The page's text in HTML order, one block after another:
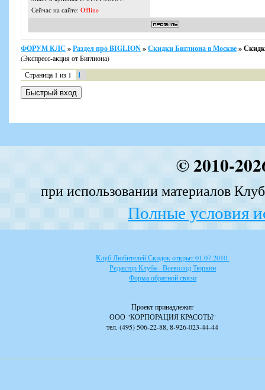
Сейчас на сайте: Offline
ФОРУМ КЛС »Раздел про BIGLION»Скидки Биглиона в Москве»
(Экспресс-акция от Биглиона)
Страница 1 из 1 1
© 2010-
при использовании материалов
Полные условия
Клуб Любителей Скидок открыт 01.07.2010.
Редактор Клуба - Всеволод Тюркин
Форма обратной связи
Проект принадлежит
ООО "КОРПОРАЦИЯ КРАСОТЫ"
тел. (495) 506-22-88, 8-926-023-44-44